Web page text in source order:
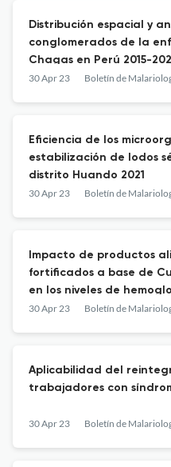
Distribución espacial y
conglomerados de la
Chagas en Perú 2015-
30 Apr 23
Eficiencia de los
estabilización de lodos
distrito Huando 2021
30 Apr 23
Impacto de productos
fortificados a base de
en los niveles de
infantojuveniles
30 Apr 23
Aplicabilidad del
trabajadores con
30 Apr 23